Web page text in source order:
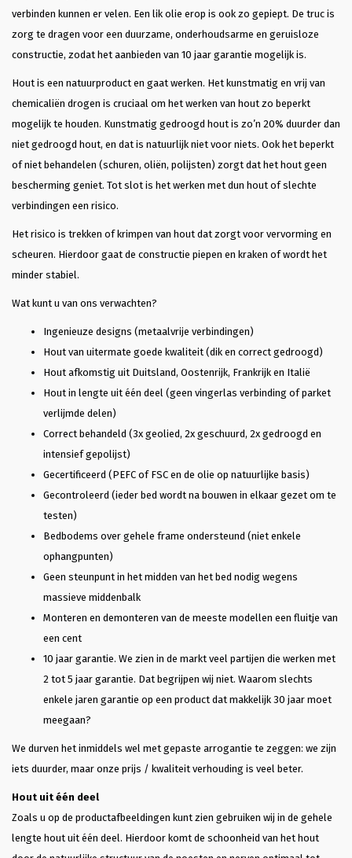
verbinden kunnen er velen. Een lik olie erop is ook zo gepiept. De truc is
zorg te dragen voor een duurzame, onderhoudsarme en geruisloze
constructie, zodat het aanbieden van 10 jaar garantie mogelijk is.
Hout is een natuurproduct en gaat werken. Het kunstmatig en vrij van
chemicaliën drogen is cruciaal om het werken van hout zo beperkt
mogelijk te houden. Kunstmatig gedroogd hout is zo’n 20% duurder dan
niet gedroogd hout, en dat is natuurlijk niet voor niets. Ook het beperkt
of niet behandelen (schuren, oliën, polijsten) zorgt dat het hout geen
bescherming geniet. Tot slot is het werken met dun hout of slechte
verbindingen een risico.
Het risico is trekken of krimpen van hout dat zorgt voor vervorming en
scheuren. Hierdoor gaat de constructie piepen en kraken of wordt het
minder stabiel.
Wat kunt u van ons verwachten?
Ingenieuze designs (metaalvrije verbindingen)
Hout van uitermate goede kwaliteit (dik en correct gedroogd)
Hout afkomstig uit Duitsland, Oostenrijk, Frankrijk en Italië
Hout in lengte uit één deel (geen vingerlas verbinding of parket
verlijmde delen)
Correct behandeld (3x geolied, 2x geschuurd, 2x gedroogd en
intensief gepolijst)
Gecertificeerd (PEFC of FSC en de olie op natuurlijke basis)
Gecontroleerd (ieder bed wordt na bouwen in elkaar gezet om te
testen)
Bedbodems over gehele frame ondersteund (niet enkele
ophangpunten)
Geen steunpunt in het midden van het bed nodig wegens
massieve middenbalk
Monteren en demonteren van de meeste modellen een fluitje van
een cent
10 jaar garantie. We zien in de markt veel partijen die werken met
2 tot 5 jaar garantie. Dat begrijpen wij niet. Waarom slechts
enkele jaren garantie op een product dat makkelijk 30 jaar moet
meegaan?
We durven het inmiddels wel met gepaste arrogantie te zeggen: we zijn
iets duurder, maar onze prijs / kwaliteit verhouding is veel beter.
Hout uit één deel
Zoals u op de productafbeeldingen kunt zien gebruiken wij in de gehele
lengte hout uit één deel. Hierdoor komt de schoonheid van het hout